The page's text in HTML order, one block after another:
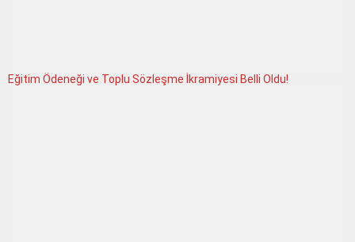
Eğitim Ödeneği ve Toplu Sözleşme İkramiyesi Belli Oldu!